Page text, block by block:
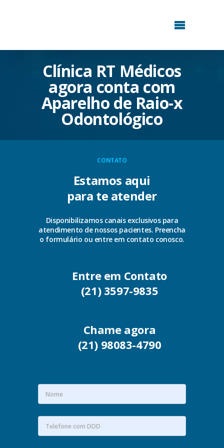
Clínica RT Médicos
agora conta com
Aparelho de Raio-x
Odontológico
CONTATO
Estamos aqui
para te atender
Disponibilizamos canais exclusivos para
atendimento de nossos pacientes. Preencha
o formulário ou entre em contato conosco.
Entre em Contato
(21) 3597-9835
Chame agora
(21) 98083-4790